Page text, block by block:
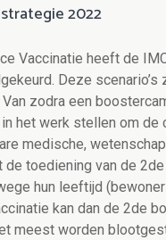
2022
Vaccinatie heeft de
Deze
zodra een
het werk stellen om
medische,
toediening van de
hun leeftijd
kan dan de 2de
meest worden